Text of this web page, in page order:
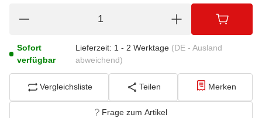
Sofort
verfügbar
Lieferzeit: 1 - 2 Werktage (DE - Ausland
abweichend)
Vergleichsliste Teilen Merken
Frage zum Artikel